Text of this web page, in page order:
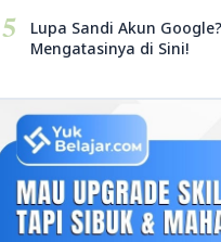
5
Lupa Sandi Akun
Mengatasinya di Sini!